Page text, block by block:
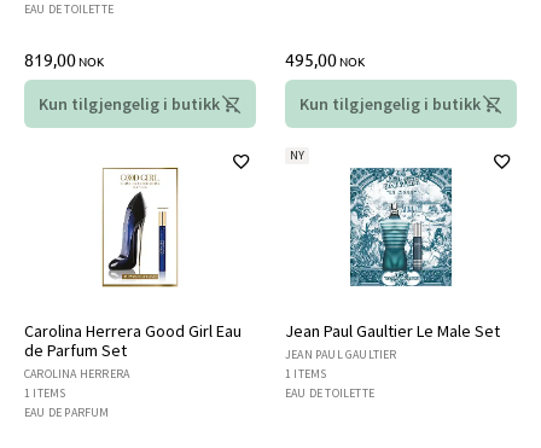
EAU DE TOILETTE
819,00NOK
Kun tilgjengelig i butikk
495,00NOK
Kun tilgjengelig i butikk
Carolina Herrera Good Girl Eau
de Parfum Set
CAROLINA HERRERA
1 ITEMS
EAU DE PARFUM
Jean Paul Gaultier Le Male Set
NY
JEAN PAUL GAULTIER
1 ITEMS
EAU DE TOILETTE